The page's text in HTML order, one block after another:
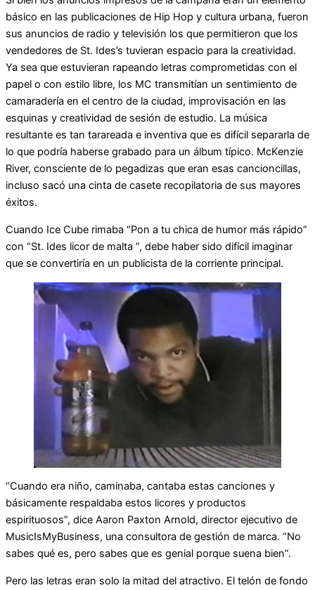
básico en las publicaciones de Hip Hop y cultura urbana, fueron
sus anuncios de radio y televisión los que permitieron que los
vendedores de St. Ides’s tuvieran espacio para la creatividad.
Ya sea que estuvieran rapeando letras comprometidas con el
papel o con estilo libre, los MC transmitían un sentimiento de
camaradería en el centro de la ciudad, improvisación en las
esquinas y creatividad de sesión de estudio. La música
resultante es tan tarareada e inventiva que es difícil separarla de
lo que podría haberse grabado para un álbum típico. McKenzie
River, consciente de lo pegadizas que eran esas cancioncillas,
incluso sacó una cinta de casete recopilatoria de sus mayores
éxitos.
Cuando Ice Cube rimaba “Pon a tu chica de humor más rápido”
con “St. Ides licor de malta ”, debe haber sido difícil imaginar
que se convertiría en un publicista de la corriente principal.
“Cuando era niño, caminaba, cantaba estas canciones y
básicamente respaldaba estos licores y productos
espirituosos”, dice Aaron Paxton Arnold, director ejecutivo de
MusicIsMyBusiness, una consultora de gestión de marca. “No
sabes qué es, pero sabes que es genial porque suena bien”.
Pero las letras eran solo la mitad del atractivo. El telón de fondo